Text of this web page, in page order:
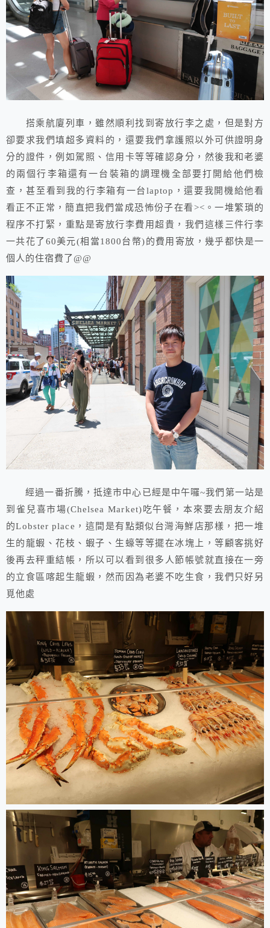
搭乘航廈列車，雖然順利找到寄放行李之處，但是對方
卻要求我們填超多資料的，還要我們拿護照以外可供證明身
分的證件，例如駕照、信用卡等等確認身分，然後我和老婆
的兩個行李箱還有一台裝箱的調理機全部要打開給他們檢
查，甚至看到我的行李箱有一台laptop，還要我開機給他看
看正不正常，簡直把我們當成恐怖份子在看><。一堆繁瑣的
程序不打緊，重點是寄放行李費用超貴，我們這樣三件行李
一共花了60美元(相當1800台幣)的費用寄放，幾乎都快是一
個人的住宿費了@@
經過一番折騰，抵達市中心已經是中午囉~我們第一站是
到雀兒喜市場(Chelsea Market)吃午餐，本來要去朋友介紹
的Lobster place，這間是有點類似台灣海鮮店那樣，把一堆
生的龍蝦、花枝、蝦子、生蠔等等擺在冰塊上，等顧客挑好
後再去秤重結帳，所以可以看到很多人節帳號就直接在一旁
的立食區喀起生龍蝦，然而因為老婆不吃生食，我們只好另
覓他處